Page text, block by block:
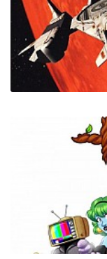
OpenXcom:
COM: UFO